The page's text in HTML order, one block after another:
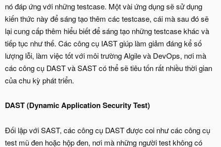
nó đáp ứng với những testcase. Một vài ứng dụng sẽ sử dụng
kiến thức này để sáng tạo thêm các testcase, cái mà sau đó sẽ
lại cung cấp thêm hiểu biết để sáng tạo những testcase khác và
tiếp tục như thế. Các công cụ IAST giúp làm giảm đáng kể số
lượng lỗi, làm việc tốt với môi trường Algile và DevOps, nơi mà
các công cụ DAST và SAST có thể sẽ tiêu tốn rất nhiều thời gian
của chu kỳ phát triển.
DAST (Dynamic Application Security Test)
Đối lập với SAST, các công cụ DAST được coi như các công cụ
test mũ đen hoặc hộp đen, nơi mà những người test không có